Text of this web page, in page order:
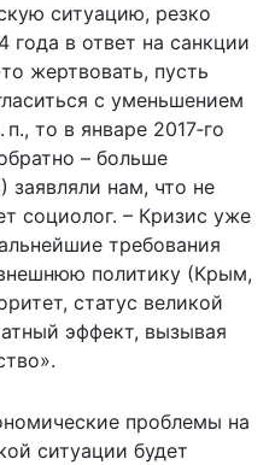
ситуацию, резко
года в ответ на санкции
жертвовать, пусть
с уменьшением
то в январе 2017‑го
– больше
заявляли нам, что не
социолог. – Кризис уже
требования
политику (Крым,
статус великой
эффект, вызывая
проблемы на
ситуации будет